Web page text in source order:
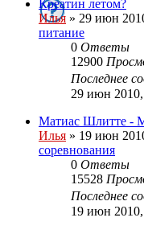
Креатин летом?
Илья » 29 июн
питание
0 Ответы
12900
Последнее
29 июн
Матиас Шлитте -
Илья » 19 июн
соревнования
0 Ответы
15528
Последнее
19 июн